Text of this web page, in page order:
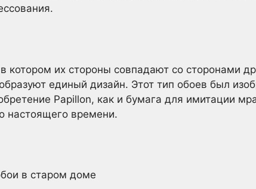
их стороны совпадают со сторонами
единый дизайн. Этот тип обоев был
Papillon, как и бумага для имитации
настоящего времени.